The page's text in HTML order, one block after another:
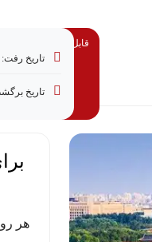
قابل پرداخت با وام
تاریخ رفت: 09 فروردین
تاریخ برگشت: 18
هر روز